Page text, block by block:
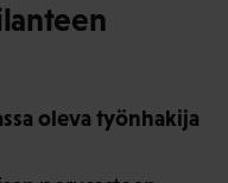
oleva työnhakija